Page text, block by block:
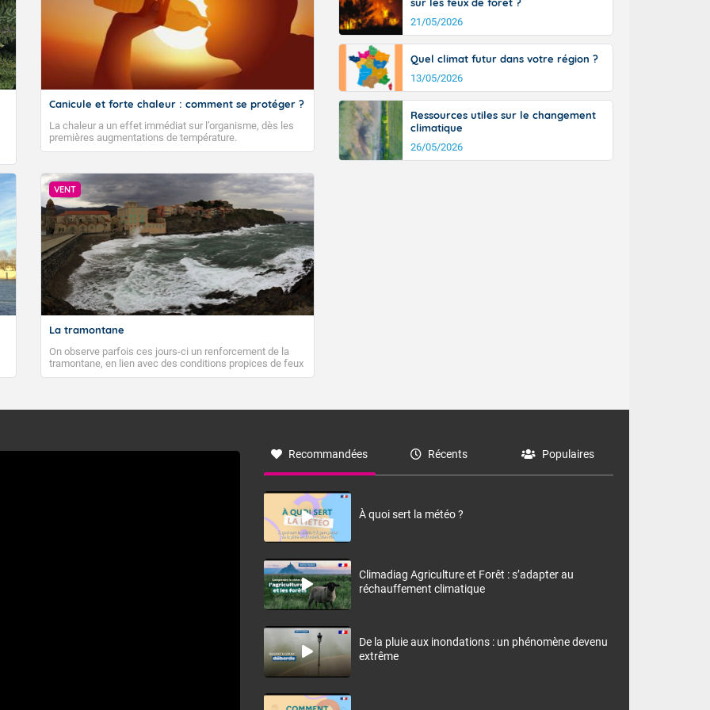
Canicule et forte chaleur : comment se protéger ?
La chaleur a un effet immédiat sur l’organisme, dès les
premières augmentations de température.
VENT
La tramontane
On observe parfois ces jours-ci un renforcement de la
tramontane, en lien avec des conditions propices de feux
de forêt. Mais qu'est-ce que la tramontane ? Quelles sont
à nord-ouest, dans un secteur qui part du Roussillon à la
monts, en allusion aux régions montagneuses d’où
21/05/2026
Quel climat futur dans votre région ?
13/05/2026
Ressources utiles sur le changement
climatique
26/05/2026
Recommandées Récents Populaires
À quoi sert la météo ?
Climadiag Agriculture et Forêt : s’adapter au
réchauffement climatique
De la pluie aux inondations : un phénomène devenu
extrême